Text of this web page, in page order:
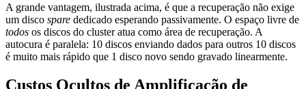
A grande vantagem, ilustrada acima, é que a recuperação não exige
um disco spare dedicado esperando passivamente. O espaço livre de
todos os discos do cluster atua como área de recuperação. A
autocura é paralela: 10 discos enviando dados para outros 10 discos
é muito mais rápido que 1 disco novo sendo gravado linearmente.
Custos Ocultos de Amplificação de